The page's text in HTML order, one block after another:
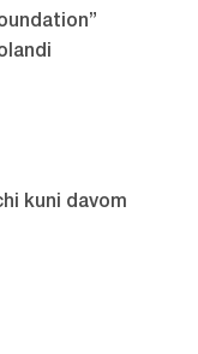
kuni davom